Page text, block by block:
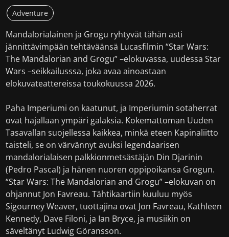
Adventure
Mandalorialainen ja Grogu ryhtyvät tähän asti
jännittävimpään tehtäväänsä Lucasfilmin “Star Wars:
The Mandalorian and Grogu” –elokuvassa, uudessa Star
Wars –seikkailusssa, joka avaa ainoastaan
elokuvateattereissa toukokuussa 2026.
Paha Imperiumi on kaatunut, ja Imperiumin sotaherrat
ovat hajallaan ympäri galaksia. Kokemattoman Uuden
Tasavallan suojellessa kaikkea, minkä eteen Kapinaliitto
taisteli, se on värvännyt avuksi legendaarisen
mandalorialaisen palkkionmetsästäjän Din Djarinin
(Pedro Pascal) ja hänen nuoren oppipoikansa Grogun.
“Star Wars: The Mandalorian and Grogu” –elokuvan on
ohjannut Jon Favreau. Tähtikaartiin kuuluu myös
Sigourney Weaver, tuottajina ovat Jon Favreau, Kathleen
Kennedy, Dave Filoni, ja Ian Bryce, ja musiikin on
säveltänyt Ludwig Göransson.